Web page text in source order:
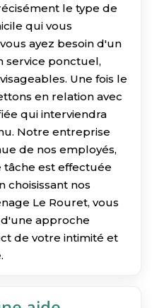
le type de
qui vous
ayez besoin d'un
service ponctuel,
Une fois le
en relation avec
qui interviendra
Notre entreprise
de nos employés,
tâche est effectuée
choisissant nos
Le Rouret, vous
approche
de votre intimité et